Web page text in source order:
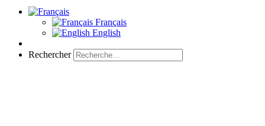
Français
English
Rechercher